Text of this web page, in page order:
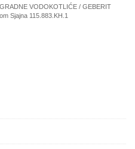
VODOKOTLIĆE / GEBERIT
Sjajna 115.883.KH.1